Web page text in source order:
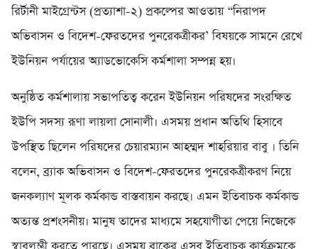
রির্টানী মাইগ্রেন্টস (প্রত্যাশা-২) প্রকল্পের আওতায় “নিরাপদ
অভিবাসন ও বিদেশ-ফেরতদের পুনরেকত্রীকর’ বিষয়কে সামনে রেখে
ইউনিয়ন পর্যায়ের অ্যাডভোকেসি কর্মশালা সম্পন্ন হয়।
অনুষ্ঠিত কর্মশালায় সভাপতিত্ব করেন ইউনিয়ন পরিষদের সংরক্ষিত
ইউপি সদস্য রূণা লায়লা সোনালী। এসময় প্রধান অতিথি হিসাবে
উপস্থিত ছিলেন পরিষদের চেয়ারম্যান আহম্মদ শাহরিয়ার বাবু । তিনি
বলেন, ব্র্যাক অভিবাসন ও বিদেশ-ফেরতদের পুনরেকত্রীকরণ নিয়ে
জনকল্যাণ মূলক কর্মকান্ড বাস্তবায়ন করছে। এমন ইতিবাচক কর্মকান্ড
অত্যন্ত প্রশংসনীয়। মানুষ তাদের মাধ্যমে সহযোগীতা পেয়ে নিজেকে